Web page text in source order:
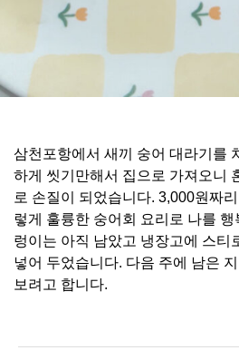
삼천포항에서 새끼 숭어 대라기를
하게 씻기만해서 집으로 가져오니
로 손질이 되었습니다. 3,000원짜
렇게 훌륭한 숭어회 요리로 나를 행
렁이는 아직 남았고 냉장고에 스티
넣어 두었습니다. 다음 주에 남은
보려고 합니다.